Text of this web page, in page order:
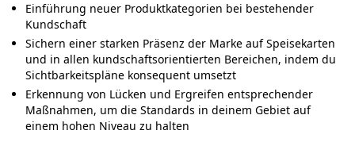
Einführung neuer Produktkategorien bei bestehender
Kundschaft
Sichern einer starken Präsenz der Marke auf Speisekarten
und in allen kundschaftsorientierten Bereichen, indem du
Sichtbarkeitspläne konsequent umsetzt
Erkennung von Lücken und Ergreifen entsprechender
Maßnahmen, um die Standards in deinem Gebiet auf
einem hohen Niveau zu halten